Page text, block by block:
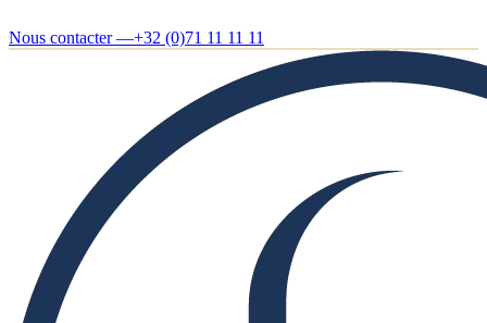
Nous contacter —+32 (0)71 11 11 11